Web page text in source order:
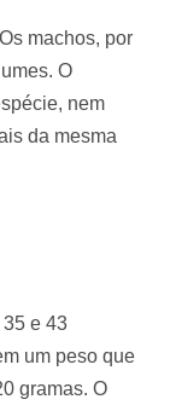
machos, por
O
nem
da mesma
35 e 43
um peso que
gramas. O